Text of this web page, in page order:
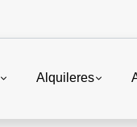
Alquileres